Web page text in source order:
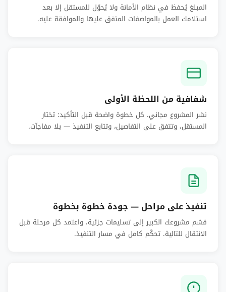
المبلغ يُحفظ في نظام الأمانة ولا يُحوّل للمستقل إلا بعد
استلامك العمل بالمواصفات المتفق عليها والموافقة عليه.
شفافية من اللحظة الأولى
نشر المشروع مجاني. كل خطوة واضحة قبل التأكيد: تختار
المستقل، وتتفق على التفاصيل، وتتابع التنفيذ — بلا مفاجآت.
تنفيذ على مراحل — جودة خطوة بخطوة
قسّم مشروعك الكبير إلى تسليمات جزئية، واعتمد كل مرحلة قبل
الانتقال للتالية. تحكّم كامل في مسار التنفيذ.